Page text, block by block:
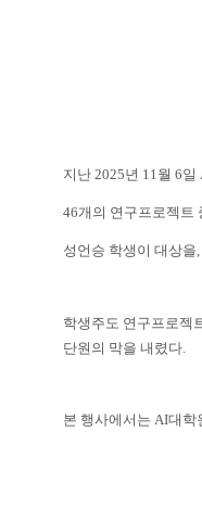
지난 2025년 11월 6
46개의 연구프로젝트
성언승 학생이 대상을
학생주도 연구프로젝
단원의 막을 내렸다.
본 행사에서는 AI대학